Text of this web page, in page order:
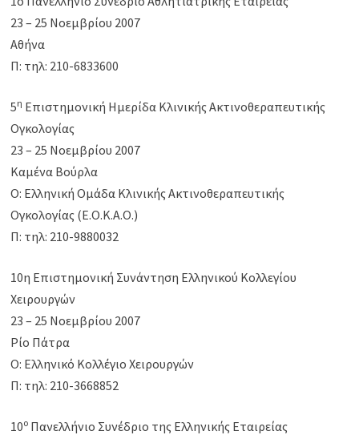
23 – 25 Νοεμβρίου 2007
Αθήνα
Π: τηλ: 210-6833600
5η Επιστημονική Ημερίδα Κλινικής Ακτινοθεραπευτικής
Ογκολογίας
23 – 25 Νοεμβρίου 2007
Καμένα Βούρλα
Ο: Ελληνική Ομάδα Κλινικής Ακτινοθεραπευτικής
Ογκολογίας (Ε.Ο.Κ.Α.Ο.)
Π: τηλ: 210-9880032
10η Επιστημονική Συνάντηση Ελληνικού Κολλεγίου
Χειρουργών
23 – 25 Νοεμβρίου 2007
Ρίο Πάτρα
Ο: Ελληνικό Κολλέγιο Χειρουργών
Π: τηλ: 210-3668852
10ο Πανελλήνιο Συνέδριο της Ελληνικής Εταιρείας